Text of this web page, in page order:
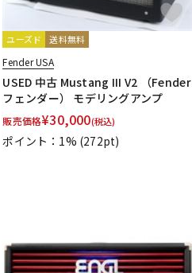
ユーズド 送料無料
Fender USA
USED 中古 Mustang III V2 （Fender
フェンダー） モデリングアンプ
販売価格¥30,000(税込)
ポイント：1% (272pt)